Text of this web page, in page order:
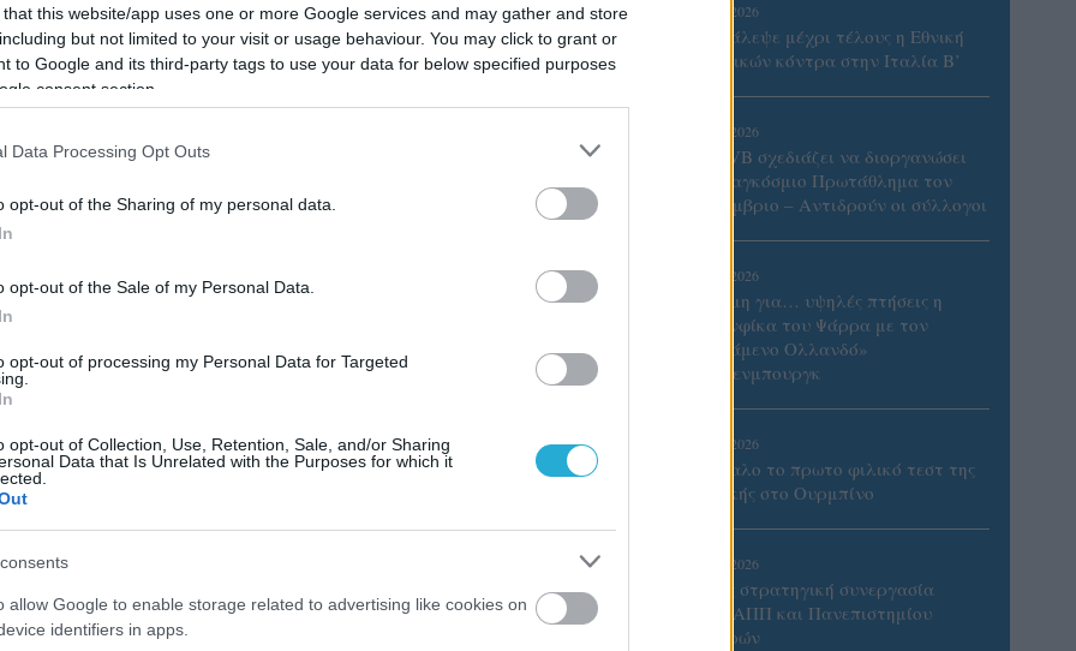
that this website/app uses one or more Google services and may gather and store
but not limited to your visit or usage behaviour. You may click to grant or
to Google and its third-party tags to use your data for below specified purposes
consent section.
Data Processing Opt Outs
opt-out of the Sharing of my personal data.
opt-out of the Sale of my Personal Data.
opt-out of processing my Personal Data for Targeted
opt-out of Collection, Use, Retention, Sale, and/or Sharing
Data that Is Unrelated with the Purposes for which it
allow Google to enable storage related to advertising like cookies on
identifiers in apps.
Volleyleague και φρόντισε με το «καλημέρα»
αισθητά τα λάθη και τις… μουρμούρες αθλητών και
χειριστής του συστήματος Data Project στην
του στην ιστοσελίδα της ΕΣΑΠ αναφέρθηκε στην
το ποια διαδικασία ακολουθείτε μέχρι να βγει το
06/08/2026
Το πάλεψε μέχρι τέλους η Εθνική
γυναικών κόντρα στην Ιταλία Β’
06/08/2026
Η FIVB σχεδιάζει να διοργανώσει
το Παγκόσμιο Πρωτάθλημα τον
Δεκέμβριο – Αντιδρούν οι σύλλογοι
06/08/2026
Έτοιμη για… υψηλές πτήσεις η
Μπενφίκα του Ψάρρα με τον
«Ιπτάμενο Ολλανδό»
Βίλτενμπουργκ
05/08/2026
Ισόπαλο το πρωτο φιλικό τεστ της
Εθνικής στο Ουρμπίνο
05/08/2026
Προς στρατηγική συνεργασία
ΠΑΣΑΠΠ και Πανεπιστημίου
Πατρών